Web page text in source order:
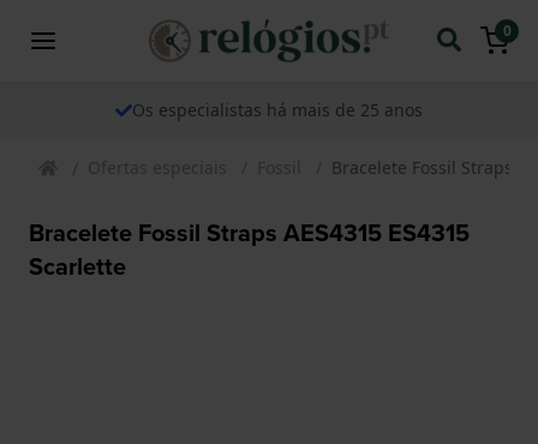
0
Os especialistas há mais de 25 anos
Ofertas especiais Fossil Bracelete Fossil Straps
Bracelete Fossil Straps AES4315 ES4315
Scarlette